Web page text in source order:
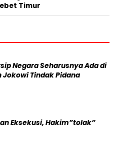
Timur
Negara Seharusnya Ada di
Jokowi Tindak Pidana
Eksekusi, Hakim”tolak”